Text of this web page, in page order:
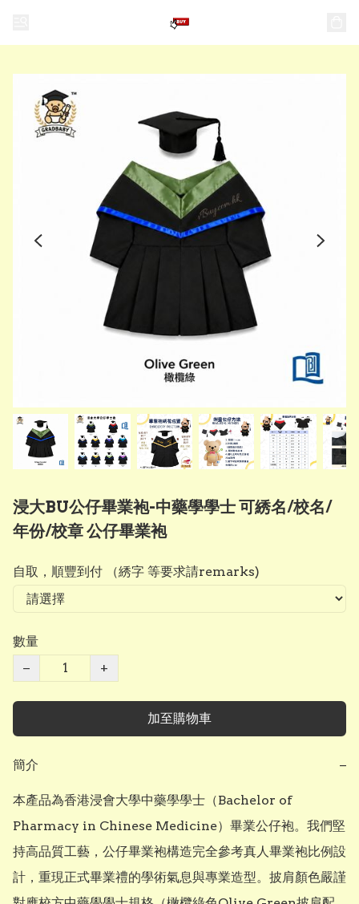
浸大BU公仔畢業袍-中藥學學士 可綉名/校名/
年份/校章 公仔畢業袍
自取，順豐到付 （綉字 等要求請remarks)
數量
−
+
加至購物車
簡介 −
本產品為香港浸會大學中藥學學士（Bachelor of
Pharmacy in Chinese Medicine）畢業公仔袍。我們堅
持高品質工藝，公仔畢業袍構造完全參考真人畢業袍比例設
計，重現正式畢業禮的學術氣息與專業造型。披肩顏色嚴謹